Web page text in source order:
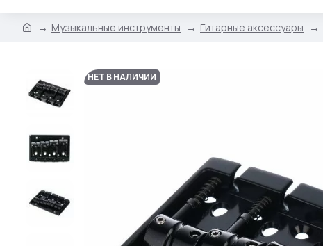
Музыкальные инструменты Гитарные аксессуары
НЕТ В НАЛИЧИИ